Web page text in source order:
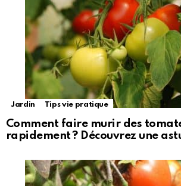
Jardin Tips vie pratique
Comment faire murir des
rapidement ? Découvrez une